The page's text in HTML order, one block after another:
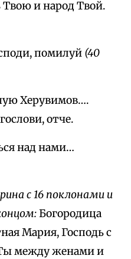
Твою и народ Твой.
помилуй (40
Херувимов….
отче.
над нами…
с 16 поклонами и
Богородица
Мария, Господь с
между женами и